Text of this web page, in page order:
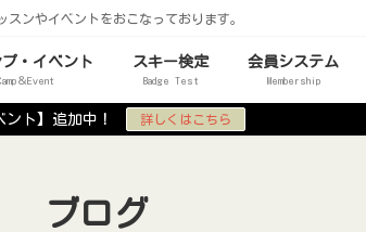
ンやイベントをおこなっております。
・イベント
＆Event
スキー検定
Badge Test
会員システム
Membership
ント】追加中！ 詳しくはこちら
ブログ